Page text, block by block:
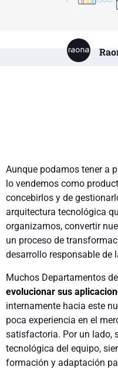
Aunque podamos tener a
lo vendemos como
conce­birlos y de
arquitectura tecnológica
organizamos, convertir
un proceso de
desarrollo respon­sable de
Muchos Departamentos
evolucionar sus
internamente hacia este
poca experiencia en el
satisfactoria. Por un lado,
tecnológica del equipo,
formación y adaptación